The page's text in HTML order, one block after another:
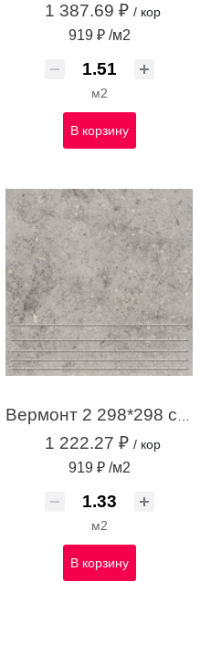
1 387.69 ₽ / кор
919 ₽ /м2
м2
В корзину
1 222.27 ₽ / кор
919 ₽ /м2
м2
В корзину